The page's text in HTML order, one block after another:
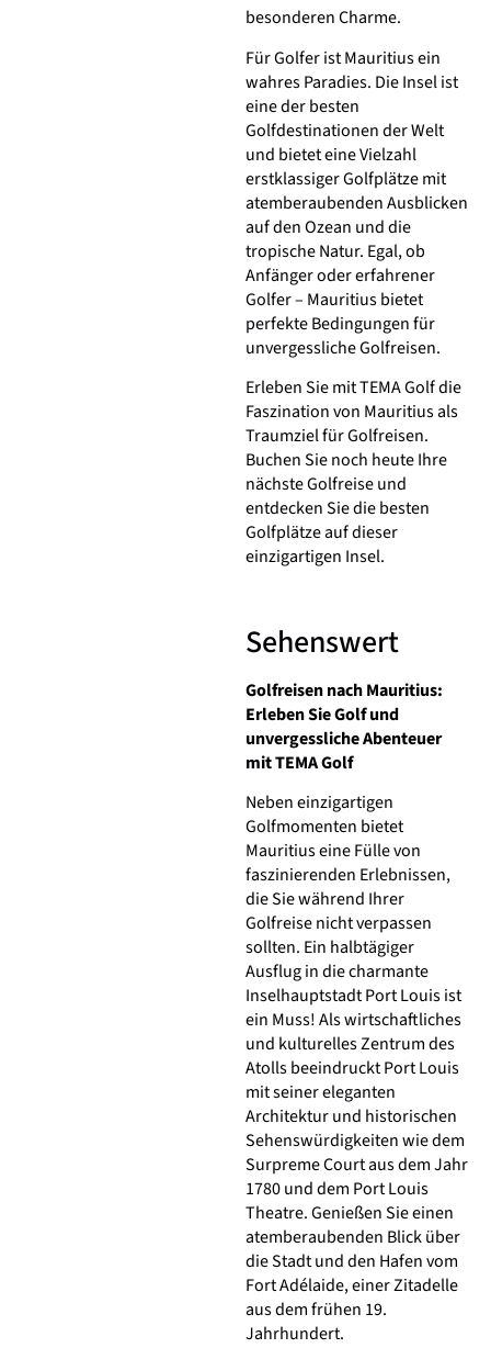
besonderen Charme.
Für Golfer ist Mauritius ein
wahres Paradies. Die Insel ist
eine der besten
Golfdestinationen der Welt
und bietet eine Vielzahl
erstklassiger Golfplätze mit
atemberaubenden Ausblicken
auf den Ozean und die
tropische Natur. Egal, ob
Anfänger oder erfahrener
Golfer – Mauritius bietet
perfekte Bedingungen für
unvergessliche Golfreisen.
Erleben Sie mit TEMA Golf die
Faszination von Mauritius als
Traumziel für Golfreisen.
Buchen Sie noch heute Ihre
nächste Golfreise und
entdecken Sie die besten
Golfplätze auf dieser
einzigartigen Insel.
Sehenswert
Golfreisen nach Mauritius:
Erleben Sie Golf und
unvergessliche Abenteuer
mit TEMA Golf
Neben einzigartigen
Golfmomenten bietet
Mauritius eine Fülle von
faszinierenden Erlebnissen,
die Sie während Ihrer
Golfreise nicht verpassen
sollten. Ein halbtägiger
Ausflug in die charmante
Inselhauptstadt Port Louis ist
ein Muss! Als wirtschaftliches
und kulturelles Zentrum des
Atolls beeindruckt Port Louis
mit seiner eleganten
Architektur und historischen
Sehenswürdigkeiten wie dem
Surpreme Court aus dem Jahr
1780 und dem Port Louis
Theatre. Genießen Sie einen
atemberaubenden Blick über
die Stadt und den Hafen vom
Fort Adélaide, einer Zitadelle
aus dem frühen 19.
Jahrhundert.